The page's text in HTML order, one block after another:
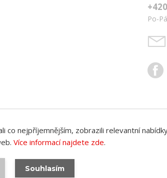
Po-
cookies.
Eshop-rychle.cz
co nejpříjemnějším, zobrazili relevantní
Více informací najdete zde.
Souhlasím